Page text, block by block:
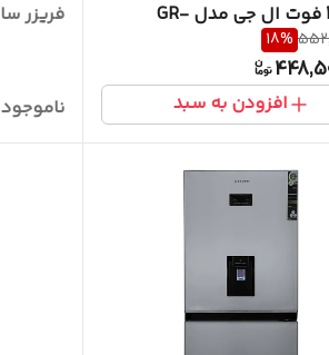
درب 25 فوت ال جی مدل GR-
18%
افزودن به سبد ناموجود